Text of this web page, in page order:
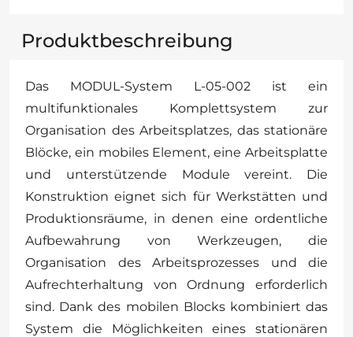
Produktbeschreibung
Das MODUL-System L-05-002 ist ein
multifunktionales Komplettsystem zur
Organisation des Arbeitsplatzes, das stationäre
Blöcke, ein mobiles Element, eine Arbeitsplatte
und unterstützende Module vereint. Die
Konstruktion eignet sich für Werkstätten und
Produktionsräume, in denen eine ordentliche
Aufbewahrung von Werkzeugen, die
Organisation des Arbeitsprozesses und die
Aufrechterhaltung von Ordnung erforderlich
sind. Dank des mobilen Blocks kombiniert das
System die Möglichkeiten eines stationären